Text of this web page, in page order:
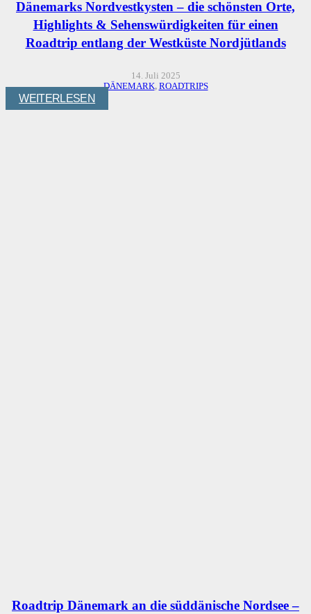
Dänemarks Nordvestkysten – die schönsten Orte,
Highlights & Sehenswürdigkeiten für einen
Roadtrip entlang der Westküste Nordjütlands
14. Juli 2025
DÄNEMARK, ROADTRIPS
WEITERLESEN
Roadtrip Dänemark an die süddänische Nordsee –